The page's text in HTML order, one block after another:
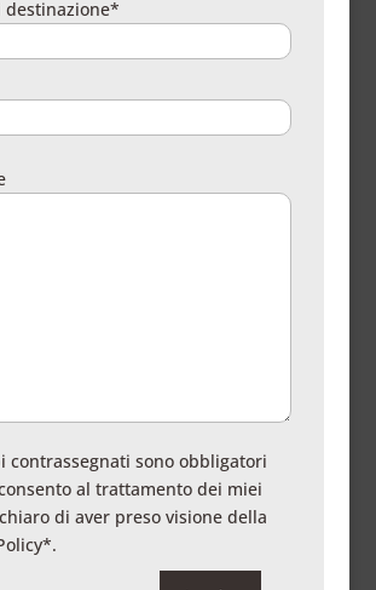
destinazione*
contrassegnati sono obbligatori
al trattamento dei miei
di aver preso visione della
*.